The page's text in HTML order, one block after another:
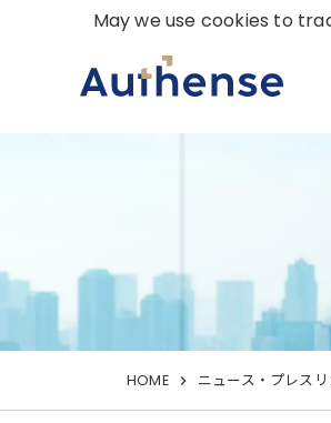
HOME ニュース・プレス
May we use cookies to